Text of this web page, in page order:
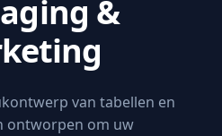
&
van tabellen en
ontworpen om uw